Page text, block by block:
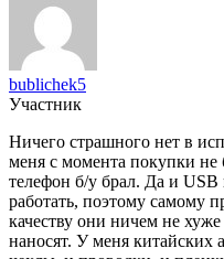
bublichek5
Участник
Ничего страшного нет в
меня с момента покупки не
телефон б/у брал. Да и USB
работать, поэтому самому
качеству они ничем не
наносят. У меня китайских